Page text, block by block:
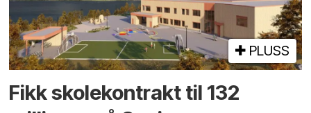
PLUSS
Fikk skole­kontrakt til 132